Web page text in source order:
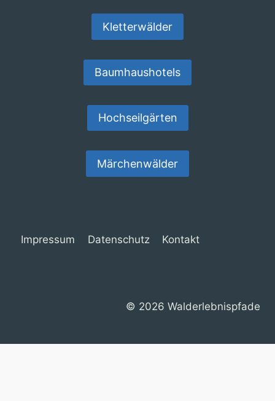
Kletterwälder
Baumhaushotels
Hochseilgärten
Märchenwälder
Impressum Datenschutz Kontakt
© 2026 Walderlebnispfade